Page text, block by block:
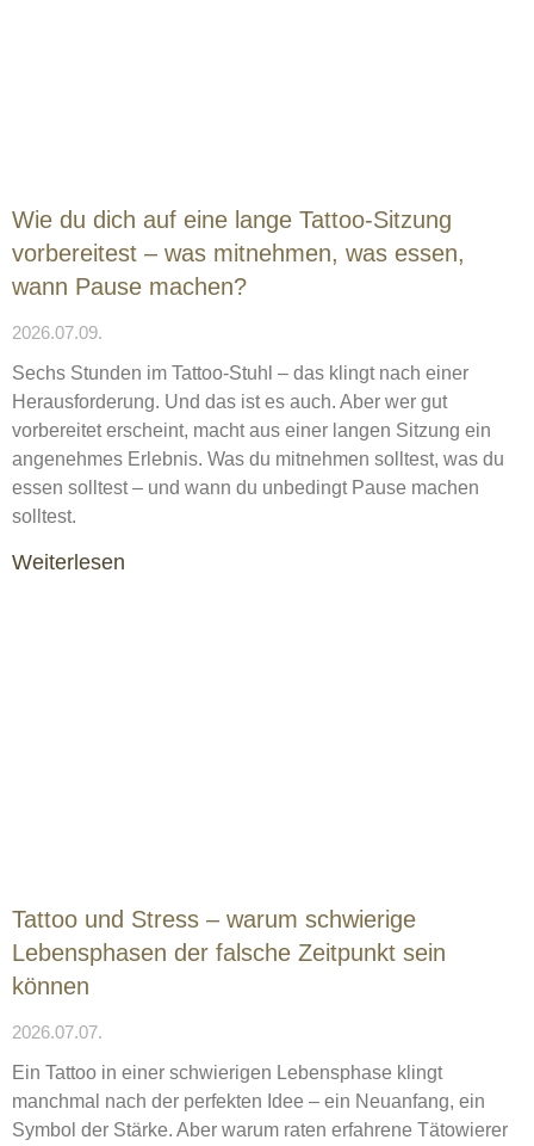
Wie du dich auf eine lange Tattoo-Sitzung
vorbereitest – was mitnehmen, was essen,
wann Pause machen?
2026.07.09.
Sechs Stunden im Tattoo-Stuhl – das klingt nach einer
Herausforderung. Und das ist es auch. Aber wer gut
vorbereitet erscheint, macht aus einer langen Sitzung ein
angenehmes Erlebnis. Was du mitnehmen solltest, was du
essen solltest – und wann du unbedingt Pause machen
solltest.
Weiterlesen
Tattoo und Stress – warum schwierige
Lebensphasen der falsche Zeitpunkt sein
können
2026.07.07.
Ein Tattoo in einer schwierigen Lebensphase klingt
manchmal nach der perfekten Idee – ein Neuanfang, ein
Symbol der Stärke. Aber warum raten erfahrene Tätowierer